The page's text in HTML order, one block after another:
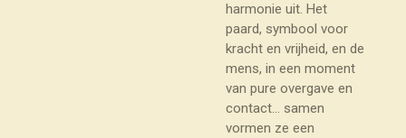
harmonie uit. Het
paard, symbool voor
kracht en vrijheid, en de
mens, in een moment
van pure overgave en
contact… samen
vormen ze een